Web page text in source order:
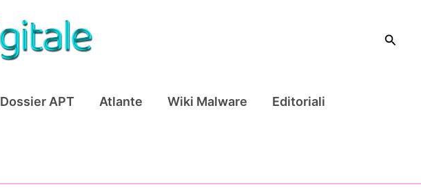
Cerca
Dossier APT Atlante Wiki Malware Editoriali